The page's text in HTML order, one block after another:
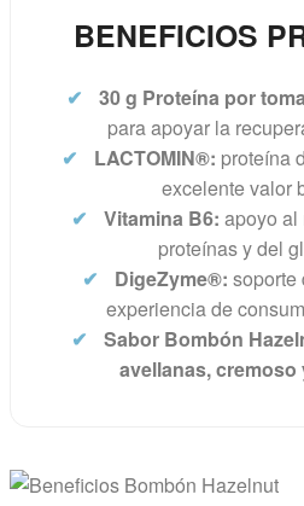
BENEFICIOS
✔ 30 g Proteína por
para apoyar la
✔
LACTOMIN®: proteína
excelente valor
✔
Vitamina B6: apoyo al
proteínas y del
✔
DigeZyme®: soporte
experiencia de
✔
Sabor Bombón
avellanas,